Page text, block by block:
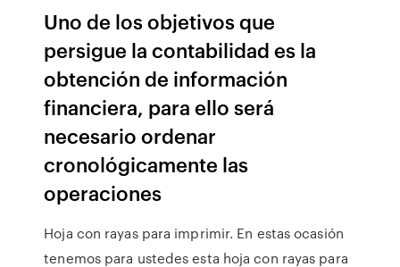
Uno de los objetivos que
persigue la contabilidad es la
obtención de información
financiera, para ello será
necesario ordenar
cronológicamente las
operaciones
Hoja con rayas para imprimir. En estas ocasión
tenemos para ustedes esta hoja con rayas para